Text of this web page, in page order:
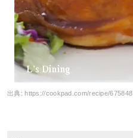
出典: https://cookpad.com/recipe/675848